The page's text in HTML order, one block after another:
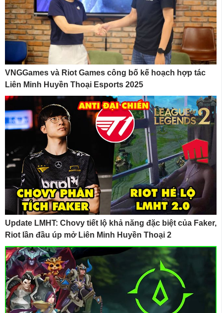
VNGGames và Riot Games công bố kế hoạch hợp tác
Liên Minh Huyền Thoại Esports 2025
Update LMHT: Chovy tiết lộ khả năng đặc biệt của Faker,
Riot lần đầu úp mở Liên Minh Huyền Thoại 2